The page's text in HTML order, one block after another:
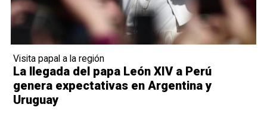
Visita papal a la región
La llegada del papa León XIV a Perú
genera expectativas en Argentina y
Uruguay